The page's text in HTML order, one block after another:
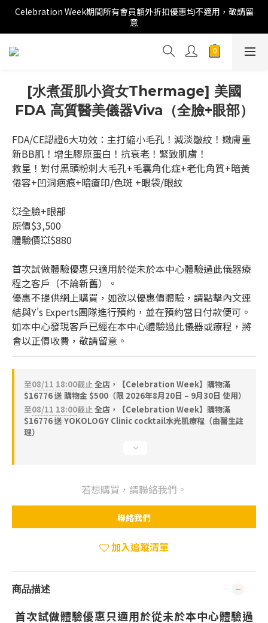
Celebration Week期間所有會員額外折扣優惠均不適用，敬請留
意
[水煮蛋肌小資女Thermage] 美國
FDA 高質醫美儀器Viva（全臉+眼部）
FDA/CE認證6大功效：主打縮小毛孔！減淡皺紋！嫩膚重
新BB肌！增生膠原蛋白！抗衰老！緊致肌膚！
救星！對付黑頭粉刺大毛孔+毛囊角化症+老化角質+暗黃
倦容+凹洞疤痕+暗瘡印/色斑 +眼袋/眼紋
💥全臉+眼部
原價$3,500
體驗價💥$880
首次試做體驗優惠只適用於從未於本中心體驗過此儀器療
程之客戶（不論新舊）。
優惠不提供網上購買，如欲以優惠價體驗，請點擊內文連
結與Y's Experts團隊進行預約，並在預約當日付款便可。
如本中心發現客戶已經在本中心體驗過此儀器或療程，將
會以正價收費，敬請留意。
至08/11 18:00截止全店，【Celebration Week】購物滿
$16776 送 購物金 $500（限 2026年8月20日 – 9月30日 使用）
至08/11 18:00截止全店，【Celebration Week】購物滿
$16776 送 YOKOLOGY Clinic cocktail水光肌療程（由醫生註
理）
若想購買，請聯絡我們。
聯絡我們
加入追蹤清單
商品描述
首次試做體驗優惠只適用於從未於本中心體驗過